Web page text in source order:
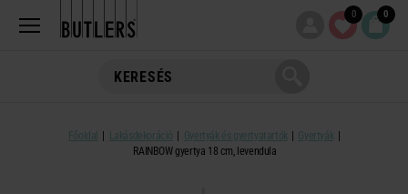
0 0
Főoldal Lakásdekoráció Gyertyák és gyertyatartók
Gyertyák
RAINBOW gyertya 18 cm, levendula